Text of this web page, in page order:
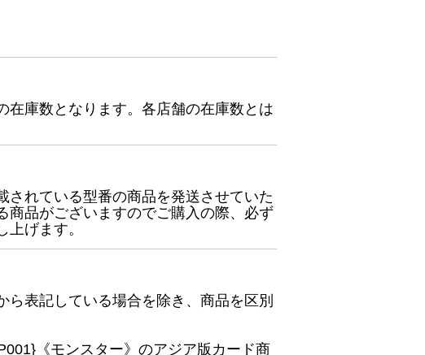
在庫数となります。各店舗の在庫数とは
れている型番の商品を発送させていた
商品がございますのでご購入の際、必ず
げます。
表記している場合を除き、商品を区別
《モンスター》のアジア版カード商